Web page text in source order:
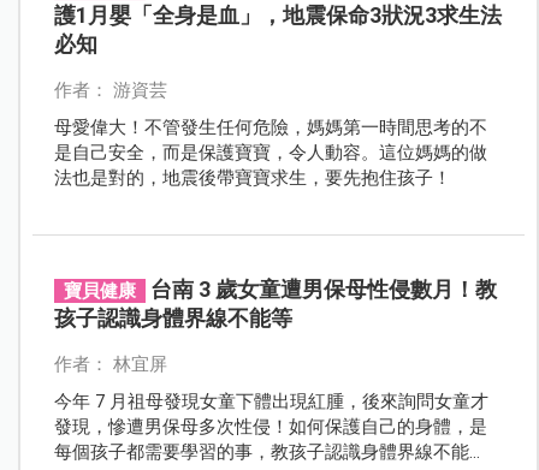
護1月嬰「全身是血」，地震保命3狀況3求生法
必知
作者： 游資芸
母愛偉大！不管發生任何危險，媽媽第一時間思考的不
是自己安全，而是保護寶寶，令人動容。這位媽媽的做
法也是對的，地震後帶寶寶求生，要先抱住孩子！
寶貝健康
台南 3 歲女童遭男保母性侵數月！教
孩子認識身體界線不能等
作者： 林宜屏
今年 7 月祖母發現女童下體出現紅腫，後來詢問女童才
發現，慘遭男保母多次性侵！如何保護自己的身體，是
每個孩子都需要學習的事，教孩子認識身體界線不能